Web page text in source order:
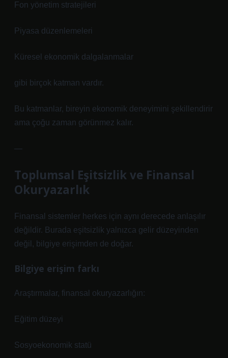
Fon yönetim stratejileri
Piyasa düzenlemeleri
Küresel ekonomik dalgalanmalar
gibi birçok katman vardır.
Bu katmanlar, bireyin ekonomik deneyimini şekillendirir
ama çoğu zaman görünmez kalır.
—
Toplumsal Eşitsizlik ve Finansal
Okuryazarlık
Finansal sistemler herkes için aynı derecede anlaşılır
değildir. Burada eşitsizlik yalnızca gelir düzeyinden
değil, bilgiye erişimden de doğar.
Bilgiye erişim farkı
Araştırmalar, finansal okuryazarlığın:
Eğitim düzeyi
Sosyoekonomik statü